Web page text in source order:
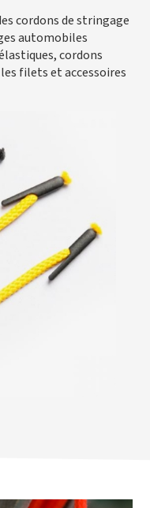
cordons de stringage
automobiles
cordons
filets et accessoires